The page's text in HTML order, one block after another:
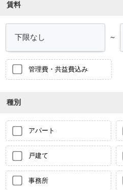
賃料
～
管理費・共益費込み
種別
アパート
戸建て
事務所